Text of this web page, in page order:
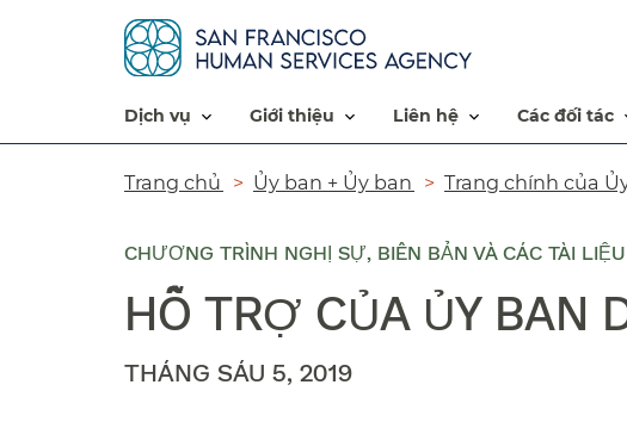
dịch vụ​​ giới thiệu​​ liên hệ​​ các đối tác​​
Đường
Trang chủ​​ Ủy ban + Ủy ban​​ Trang chính của
CHƯƠNG TRÌNH NGHỊ SỰ, BIÊN BẢN VÀ CÁC TÀI LIỆU
HỖ TRỢ CỦA ỦY BAN
THÁNG SÁU 5, 2019​​